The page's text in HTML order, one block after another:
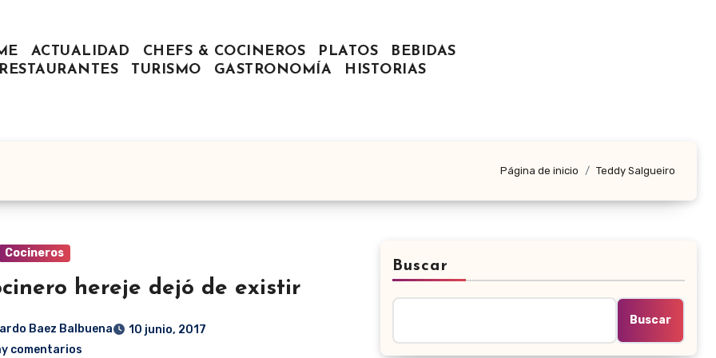
ACTUALIDAD CHEFS & COCINEROS PLATOS
BEBIDAS
RESTAURANTES
TURISMO GASTRONOMÍA HISTORIAS
Página de inicio Teddy Salgueiro
Cocineros
hereje dejó de existir
Baez Balbuena
10 junio, 2017
comentarios
Buscar
Buscar